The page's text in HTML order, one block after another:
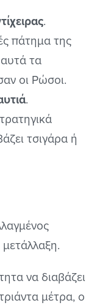
.
πάτημα της
τα
οι Ρώσοι.
.
τσιγάρα ή
μετάλλαξη.
να διαβάζει
μέτρα, ο